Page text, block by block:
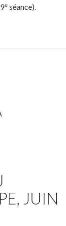
e séance).
JUIN